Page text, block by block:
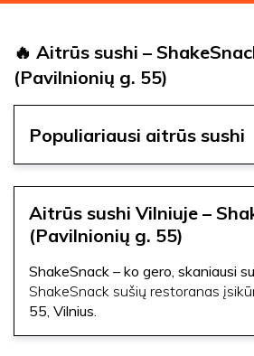
🔥 Aitrūs sushi –
(Pavilnionių g. 55)
Populiariausi aitrūs sushi
Aitrūs sushi Vilniuje –
(Pavilnionių g. 55)
ShakeSnack – ko gero, skaniausi
ShakeSnack sušių restoranas
55, Vilnius.